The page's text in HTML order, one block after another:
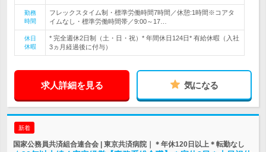
勤務
時間
フレックスタイム制・標準労働時間7時間／休憩:1時間※コアタ
イムなし・標準労働時間帯／9:00～17…
休日
休暇
* 完全週休2日制（土・日・祝）* 年間休日124日* 有給休暇（入社
3ヵ月経過後に付与）
求人詳細を見る 気になる
新着
国家公務員共済組合連合会 | 東京共済病院｜＊年休120日以上＊転勤なし